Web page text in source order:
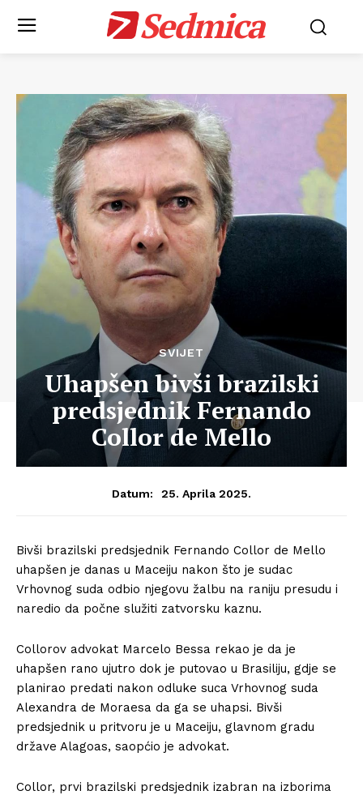
Sedmica
SVIJET
Uhapšen bivši brazilski
predsjednik Fernando
Collor de Mello
Datum: 25. Aprila 2025.
Bivši brazilski predsjednik Fernando Collor de Mello
uhapšen je danas u Maceiju nakon što je sudac
Vrhovnog suda odbio njegovu žalbu na raniju presudu i
naredio da počne služiti zatvorsku kaznu.
Collorov advokat Marcelo Bessa rekao je da je
uhapšen rano ujutro dok je putovao u Brasiliju, gdje se
planirao predati nakon odluke suca Vrhovnog suda
Alexandra de Moraesa da ga se uhapsi. Bivši
predsjednik u pritvoru je u Maceiju, glavnom gradu
države Alagoas, saopćio je advokat.
Collor, prvi brazilski predsjednik izabran na izborima